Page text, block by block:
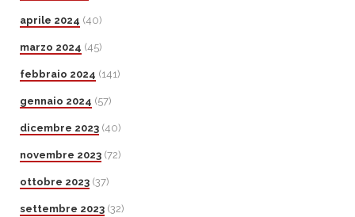
aprile 2024 (40)
marzo 2024 (45)
febbraio 2024 (141)
gennaio 2024 (57)
dicembre 2023 (40)
novembre 2023 (72)
ottobre 2023 (37)
settembre 2023 (32)